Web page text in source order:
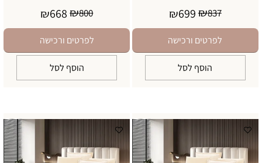
₪837
₪699
לפרטים ורכישה
הוסף לסל
₪800
₪668
לפרטים ורכישה
הוסף לסל